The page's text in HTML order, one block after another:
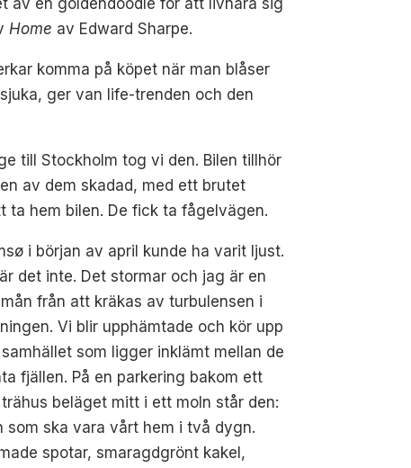
av en goldendoodle för att livnära sig
Home av Edward Sharpe.
komma på köpet när man blåser
ger van life-trenden och den
till Stockholm tog vi den. Bilen tillhör
av dem skadad, med ett brutet
ta hem bilen. De fick ta fågelvägen.
i början av april kunde ha varit ljust.
det inte. Det stormar och jag är en
från att kräkas av turbulensen i
Vi blir upphämtade och kör upp
som ligger inklämt mellan de
fjällen. På en parkering bakom ett
beläget mitt i ett moln står den:
som ska vara vårt hem i två dygn.
spotar, smaragdgrönt kakel,